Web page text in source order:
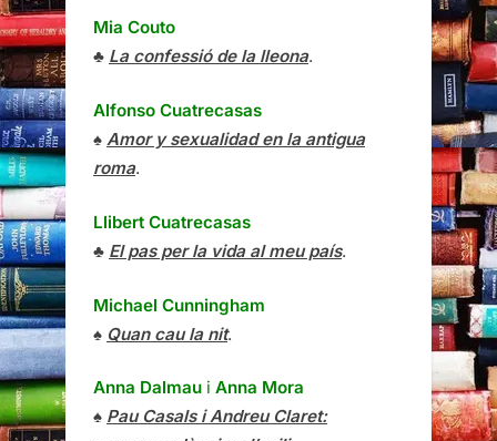
Mia Couto
♣ La confessió de la lleona.
Alfonso Cuatrecasas
♠ Amor y sexualidad en la antigua
roma.
Llibert Cuatrecasas
♣ El pas per la vida al meu país.
Michael Cunningham
♠ Quan cau la nit.
Anna Dalmau i Anna Mora
♠ Pau Casals i Andreu Claret: